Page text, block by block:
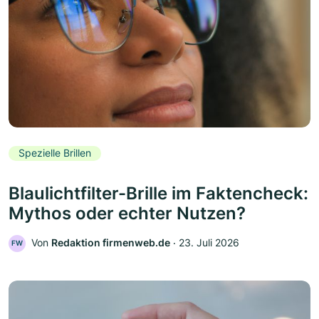
Spezielle Brillen
Blaulichtfilter-Brille im Faktencheck:
Mythos oder echter Nutzen?
FW Von Redaktion firmenweb.de ‧ 23. Juli 2026